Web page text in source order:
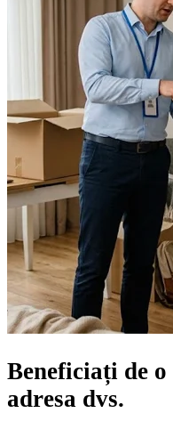
Beneficiați de o
adresa dvs.